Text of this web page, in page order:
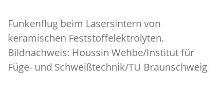
Funkenflug beim Lasersintern von
keramischen Feststoffelektrolyten.
Bildnachweis: Houssin Wehbe/Institut für
Füge- und Schweißtechnik/TU Braunschweig